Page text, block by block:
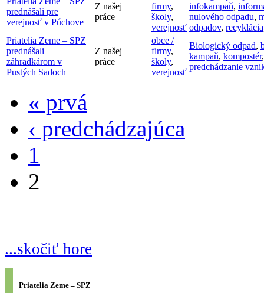
prednášali pre
verejnosť v Púchove
Z našej
práce
firmy,
školy,
verejnosť
infokampaň,
nulového odpadu,
odpadov, recyklácia
Priatelia Zeme – SPZ
prednášali
záhradkárom v
Pustých Sadoch
Z našej
práce
obce /
firmy,
školy,
verejnosť
Biologický odpad,
kampaň, kompostér
predchádzanie
« prvá
‹ predchádzajúca
1
2
...skočiť hore
Priatelia Zeme – SPZ